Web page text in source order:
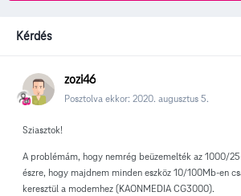
Kérdés
zozi46
Posztolva ekkor: 2020. augusztus 5.
Sziasztok!
A problémám, hogy nemrég beüzemelték az 1000/
észre, hogy majdnem minden eszköz 10/100Mb-en
keresztül a modemhez (KAONMEDIA CG3000).